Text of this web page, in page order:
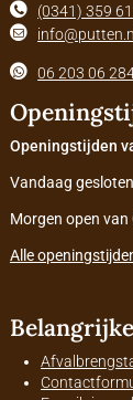
(0341) 359
06 203 06
Openingstijden
Vandaag gesloten
Morgen open
Alle